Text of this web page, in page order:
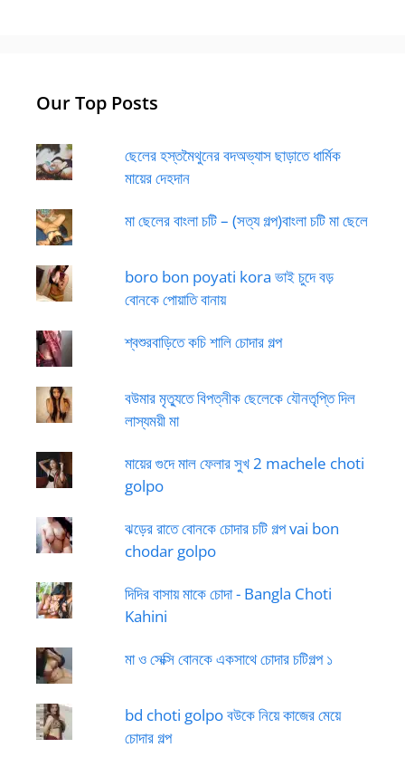
Our Top Posts
ছেলের হস্তমৈথুনের বদঅভ্যাস ছাড়াতে ধার্মিক
মায়ের দেহদান
মা ছেলের বাংলা চটি – (সত্য গল্প)বাংলা চটি মা ছেলে
boro bon poyati kora ভাই চুদে বড়
বোনকে পোয়াতি বানায়
শ্বশুরবাড়িতে কচি শালি চোদার গল্প
বউমার মৃত্যুতে বিপত্নীক ছেলেকে যৌনতৃপ্তি দিল
লাস্যময়ী মা
মায়ের গুদে মাল ফেলার সুখ 2 machele choti
golpo
ঝড়ের রাতে বোনকে চোদার চটি গল্প vai bon
chodar golpo
দিদির বাসায় মাকে চোদা - Bangla Choti
Kahini
মা ও সেক্সি বোনকে একসাথে চোদার চটিগল্প ১
bd choti golpo বউকে নিয়ে কাজের মেয়ে
চোদার গল্প